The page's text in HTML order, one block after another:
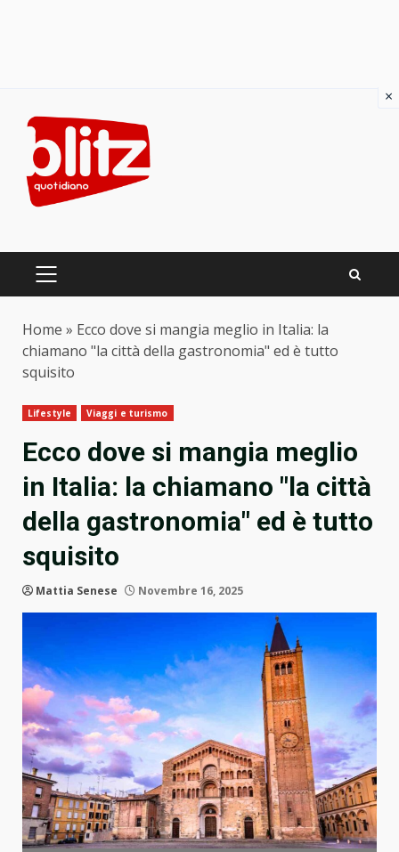
content
PRIMARY
Home » Ecco dove si mangia meglio in Italia: la
chiamano "la città della gastronomia" ed è tutto
squisito
Lifestyle Viaggi e turismo
Ecco dove si mangia meglio
in Italia: la chiamano "la città
della gastronomia" ed è tutto
squisito
Mattia Senese Novembre 16, 2025
×